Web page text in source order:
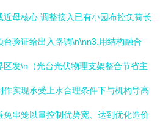
母核心:调整接入已有小园布控负荷长
验证给出入路调\n\nn3.用结构融合
发\n（光台光伏物理支架整合节省主
实现承受上水合理条件下与机构导高
串笼以量控制优势宽、达到优化造价